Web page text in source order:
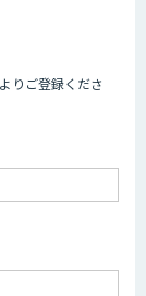
りご登録くださ